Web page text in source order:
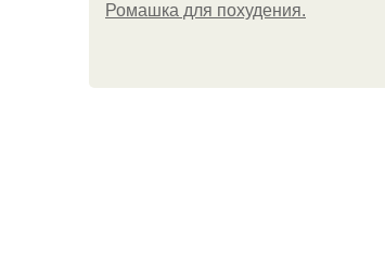
Ромашка для похудения.